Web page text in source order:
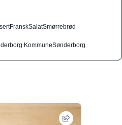
FranskSalatSmørrebrød
KommuneSønderborg